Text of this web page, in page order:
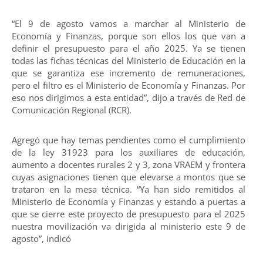
“El 9 de agosto vamos a marchar al Ministerio de
Economía y Finanzas, porque son ellos los que van a
definir el presupuesto para el año 2025. Ya se tienen
todas las fichas técnicas del Ministerio de Educación en la
que se garantiza ese incremento de remuneraciones,
pero el filtro es el Ministerio de Economía y Finanzas. Por
eso nos dirigimos a esta entidad”, dijo a través de Red de
Comunicación Regional (RCR).
Agregó que hay temas pendientes como el cumplimiento
de la ley 31923 para los auxiliares de educación,
aumento a docentes rurales 2 y 3, zona VRAEM y frontera
cuyas asignaciones tienen que elevarse a montos que se
trataron en la mesa técnica. “Ya han sido remitidos al
Ministerio de Economía y Finanzas y estando a puertas a
que se cierre este proyecto de presupuesto para el 2025
nuestra movilización va dirigida al ministerio este 9 de
agosto”, indicó